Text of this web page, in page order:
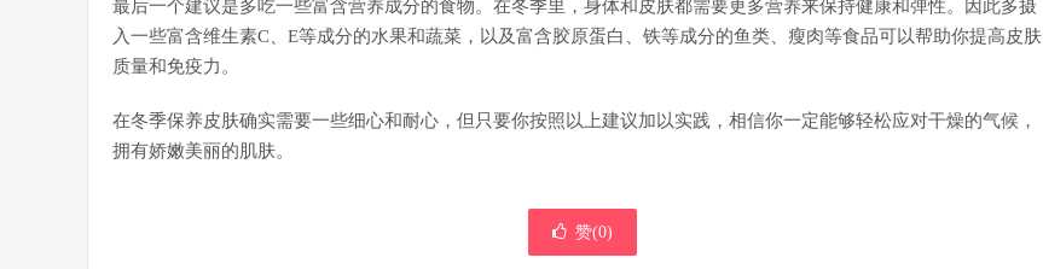
最后一个建议是多吃一些富含营养成分的食物。在冬季里，身体和皮肤都需要更多营养来保持健康和弹性。因此多摄
入一些富含维生素C、E等成分的水果和蔬菜，以及富含胶原蛋白、铁等成分的鱼类、瘦肉等食品可以帮助你提高皮肤
质量和免疫力。
在冬季保养皮肤确实需要一些细心和耐心，但只要你按照以上建议加以实践，相信你一定能够轻松应对干燥的气候，
拥有娇嫩美丽的肌肤。
赞(0)